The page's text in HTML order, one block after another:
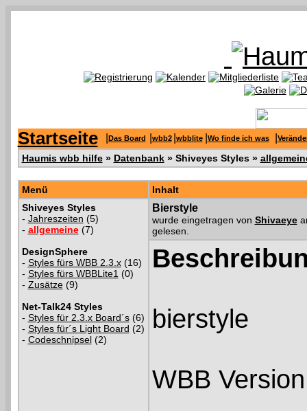
Startseite Das Board wbb2 wbblite Wo finde ich was
Haumis wbb hilfe» Datenbank» Shiveyes Styles »
Menü
Inhalt
Shiveyes Styles
- Jahreszeiten (5)
- allgemeine(7)
DesignSphere
- Styles fürs WBB 2.3.x(16)
- Styles fürs WBBLite1 (0)
- Zusätze(9)
Net-Talk24 Styles
- Styles für 2.3.x Board´s(6)
- Styles für´s Light Board (2)
- Codeschnipsel(2)
Bierstyle
wurde eingetragen von Shivaeye
gelesen.
bierstyle
WBB